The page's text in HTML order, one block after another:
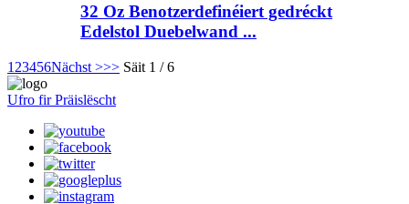
32 Oz Benotzerdefinéiert gedréckt
Edelstol Duebelwand ...
1 23456Nächst >>> Säit 1 / 6
Ufro fir Präislëscht